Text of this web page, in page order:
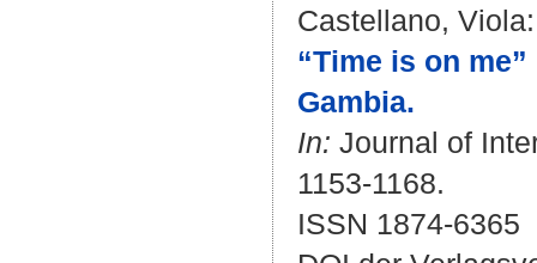
Castellano, Viola:
“Time is on
Gambia.
In: Journal of
1153-1168.
ISSN 1874-6365